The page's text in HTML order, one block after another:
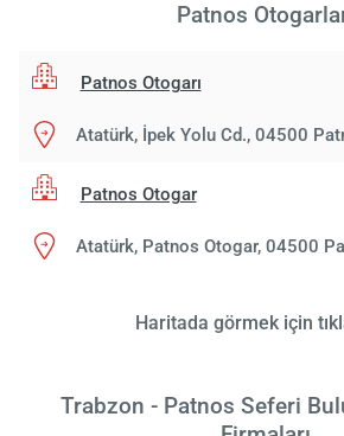
Patnos
Patnos Otogarı
Atatürk, İpek Yolu Cd., 04500
Patnos Otogar
Atatürk, Patnos Otogar, 04500
Haritada görmek için
Trabzon - Patnos Seferi